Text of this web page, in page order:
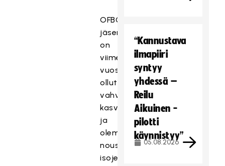
OFBC
jäsenmäärä
on
viime
vuosina
ollut
vahvassa
kasvussa
ja
olemmekin
nousseet
isojen
“Kannustava
ilmapiiri
syntyy
yhdessä –
Reilu
Aikuinen -
pilotti
käynnistyy”
05.08.2026